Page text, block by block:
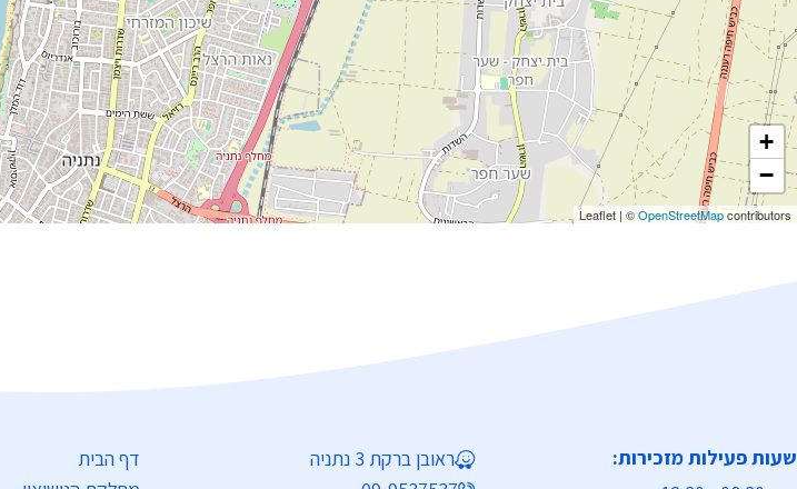
+
−
Leaflet | ©OpenStreetMapcontributors
דף הבית
ראובן ברקת 3 נתניה
שעות פעילות מזכירות: